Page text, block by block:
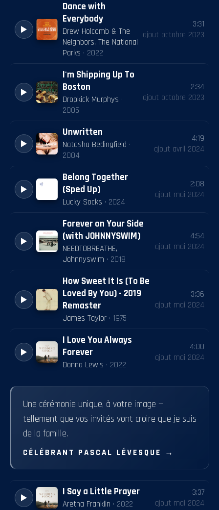
Dance with
Everybody
Drew Holcomb & The
Neighbors, The National
Parks · 2022
3:31
ajout octobre 2023
I'm Shipping Up To
Boston
Dropkick Murphys ·
2005
2:34
ajout octobre 2023
Unwritten
Natasha Bedingfield ·
2004
4:19
ajout avril 2024
Belong Together
(Sped Up)
Lucky Socks · 2024
2:08
ajout mai 2024
Forever on Your Side
(with JOHNNYSWIM)
NEEDTOBREATHE,
Johnnyswim · 2018
4:54
ajout mai 2024
How Sweet It Is (To Be
Loved By You) - 2019
Remaster
James Taylor · 1975
3:36
ajout mai 2024
I Love You Always
Forever
Donna Lewis · 2022
4:00
ajout mai 2024
Une cérémonie unique, à votre image —
tellement que vos invités vont croire que je suis
de la famille.
CÉLÉBRANT PASCAL LÉVESQUE →
I Say a Little Prayer
Aretha Franklin · 2022
3:37
ajout mai 2024